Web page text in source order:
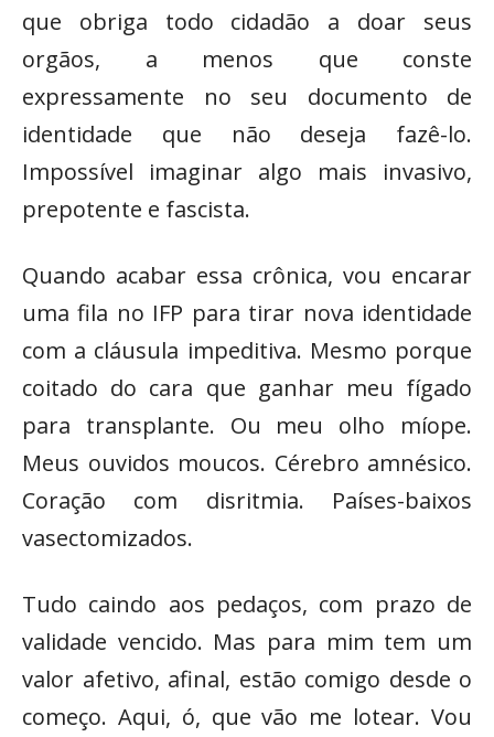
que obriga todo cidadão a doar seus
orgãos, a menos que conste
expressamente no seu documento de
identidade que não deseja fazê-lo.
Impossível imaginar algo mais invasivo,
prepotente e fascista.
Quando acabar essa crônica, vou encarar
uma fila no IFP para tirar nova identidade
com a cláusula impeditiva. Mesmo porque
coitado do cara que ganhar meu fígado
para transplante. Ou meu olho míope.
Meus ouvidos moucos. Cérebro amnésico.
Coração com disritmia. Países-baixos
vasectomizados.
Tudo caindo aos pedaços, com prazo de
validade vencido. Mas para mim tem um
valor afetivo, afinal, estão comigo desde o
começo. Aqui, ó, que vão me lotear. Vou